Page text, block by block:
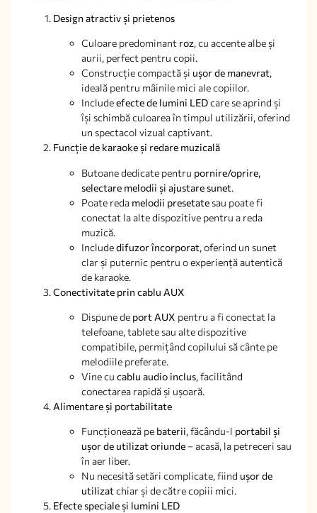
Design atractiv și prietenos
Culoare predominant roz, cu accente albe și
aurii, perfect pentru copii.
Construcție compactă și ușor de manevrat,
ideală pentru mâinile mici ale copiilor.
Includeefecte de lumini LEDcare se aprind și
își schimbă culoarea în timpul utilizării, oferind
un spectacol vizual captivant.
Funcție de karaoke și redare muzicală
Butoane dedicate pentru pornire/oprire,
selectare melodii și ajustare sunet.
Poate reda melodii presetate sau poate fi
conectat la alte dispozitive pentru a reda
muzică.
Includedifuzor încorporat, oferind un sunet
clar și puternic pentru o experiență autentică
de karaoke.
Conectivitate prin cablu AUX
Dispune de port AUX pentru a fi conectat la
telefoane, tablete sau alte dispozitive
compatibile, permițând copilului să cânte pe
melodiile preferate.
Vine cu cablu audio inclus, facilitând
conectarea rapidă și ușoară.
Alimentare și portabilitate
Funcționează pe baterii, făcându-l portabil și
ușor de utilizat oriunde – acasă, la petreceri sau
în aer liber.
Nu necesită setări complicate, fiind ușor de
utilizatchiar și de către copiii mici.
Efecte speciale și lumini LED